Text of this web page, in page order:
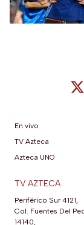
En vivo
TV Azteca
Azteca UNO
TV AZTECA
Periférico Sur 4121,
Col. Fuentes Del
14140,